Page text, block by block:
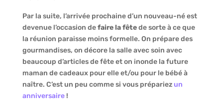
Par la suite, l’arrivée prochaine d’un nouveau-né est
devenue l’occasion defaire la fêtede sorte à ce que
la réunion paraisse moins formelle. On prépare des
gourmandises, on décore la salle avec soin avec
beaucoup d’articles de fête et on inonde la future
maman de cadeaux pour elle et/ou pour le bébé à
naître. C’est un peu comme si vous prépariez un
anniversaire!